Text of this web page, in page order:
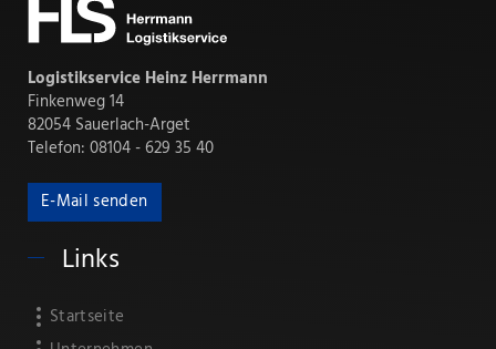
Logistikservice Heinz Herrmann
Finkenweg 14
82054 Sauerlach-Arget
Telefon: 08104 - 629 35 40
E-Mail senden
Links
Startseite